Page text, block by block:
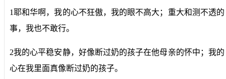
1耶和华啊，我的心不狂傲，我的眼不高大；重大和测不透的
事，我也不敢行。
2我的心平稳安静，好像断过奶的孩子在他母亲的怀中；我的
心在我里面真像断过奶的孩子。